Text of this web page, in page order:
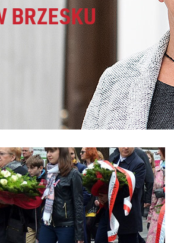
BRZESKU